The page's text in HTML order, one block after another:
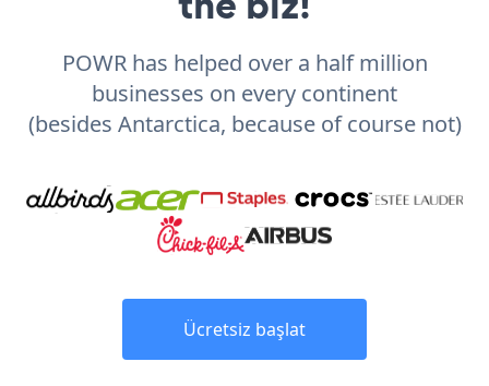
POWR has helped over a half million
businesses on every continent
(besides Antarctica, because of course not)
Ücretsiz başlat